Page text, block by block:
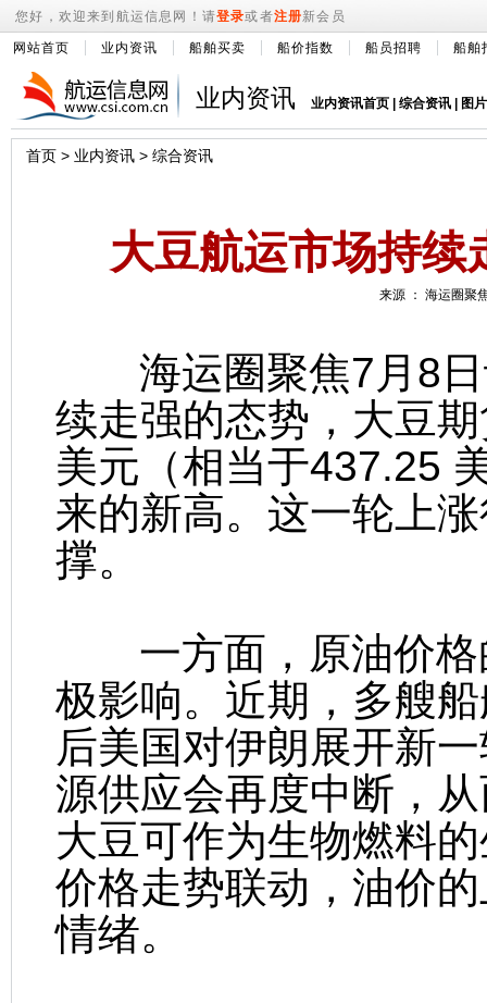
您好，欢迎来到航运信息网！请登录或者注册新会员
网站首页 业内资讯 船舶买卖 船价指数 船员招聘 船舶
业内资讯 业内资讯首页 综合资讯 图
首页 > 业内资讯 > 综合资讯
大豆航运市场持续
来源 ： 海运圈
海运圈聚焦7月8日
续走强的态势，大豆
美元（相当于437.25
来的新高。这一轮上
撑。
一方面，原油价格
极影响。近期，多艘
后美国对伊朗展开新
源供应会再度中断，
大豆可作为生物燃料
价格走势联动，油价
情绪。